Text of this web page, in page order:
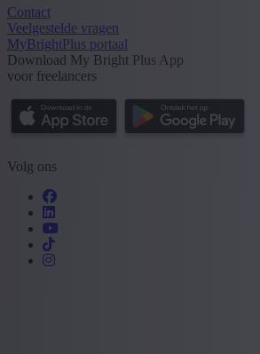
Contact
Veelgestelde vragen
MyBrightPlus portaal
Download My Bright Plus App
voor freelancers
Volg ons